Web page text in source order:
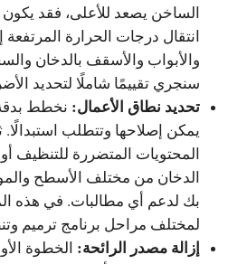
الساخن يصعد للأعلى، فقد
انتقال درجات الحرارة
والأبواب والأسقف بالدخان
سنجري تقييمًا شاملًا لتحديد
تحديد نطاق الأعمال: نخطط بدقة
يمكن إصلاحها وتتطلب
المحتويات المتضررة للتنظيف
الدخان من مختلف الأسطح
بك لدعم أي مطالبات. في هذه
لمختلف مراحل برنامج ترميم
إزالة مصدر الرائحة: الخطوة